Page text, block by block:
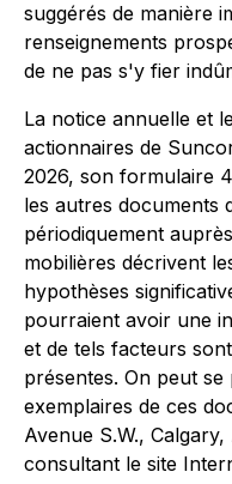
suggérés de manière
renseignements
de ne pas s'y fier
La notice annuelle et
actionnaires de
2026, son formulaire
les autres documents
périodiquement
mobilières décrivent
hypothèses
pourraient avoir une
et de tels facteurs
présentes. On peut
exemplaires de ces
Avenue S.W.,
consultant le site